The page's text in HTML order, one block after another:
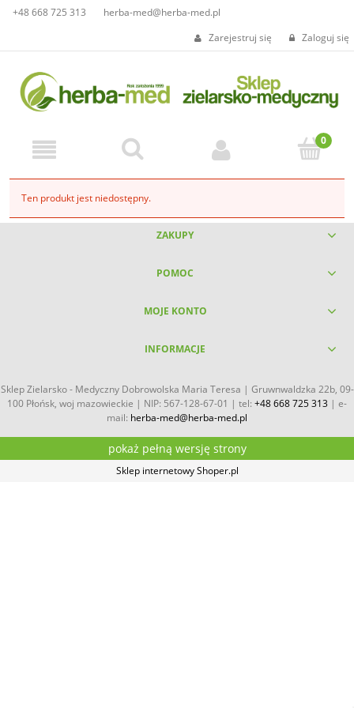
+48 668 725 313
herba-med@herba-med.pl
Zarejestruj się
Zaloguj się
Ten produkt jest niedostępny.
ZAKUPY
POMOC
MOJE KONTO
INFORMACJE
Sklep Zielarsko - Medyczny Dobrowolska Maria Teresa | Gruwnwaldzka 22b, 09-
100 Płońsk, woj mazowieckie | NIP: 567-128-67-01 | tel: +48 668 725 313 | e-
mail: herba-med@herba-med.pl
pokaż pełną wersję strony
Sklep internetowy Shoper.pl